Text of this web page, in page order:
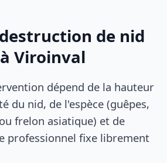
de nid
Viroinval
dépend de la hauteur
du nid, de l'espèce (guêpes,
frelon asiatique) et de
professionnel fixe librement